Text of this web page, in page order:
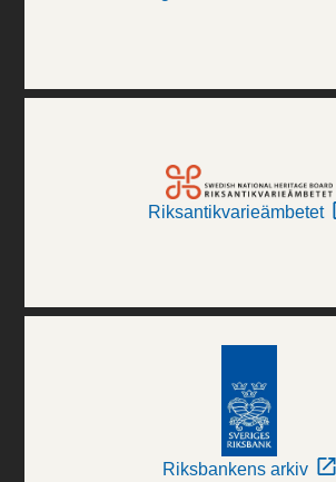
Riksantikvarieämbetet
Riksbankens arkiv